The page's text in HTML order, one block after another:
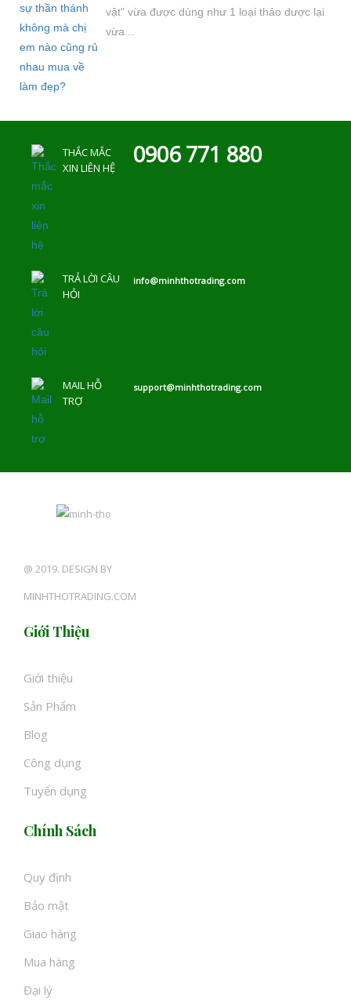
vật" vừa được dùng như 1 loại thảo dược lại
vừa...
THẮC MẮC
XIN LIÊN HỆ
0906 771 880
TRẢ LỜI CÂU
HỎI
info@minhthotrading.com
MAIL HỖ
TRỢ
support@minhthotrading.com
@ 2019. DESIGN BY
MINHTHOTRADING.COM
Giới Thiệu
Giới thiệu
Sản Phẩm
Blog
Công dụng
Tuyển dụng
Chính Sách
Quy định
Bảo mật
Giao hàng
Mua hàng
Đại lý